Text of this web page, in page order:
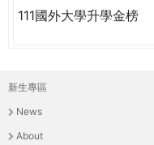
培
養
具
r
e
111國外大學升學金榜
主
選
新生專區
News
About